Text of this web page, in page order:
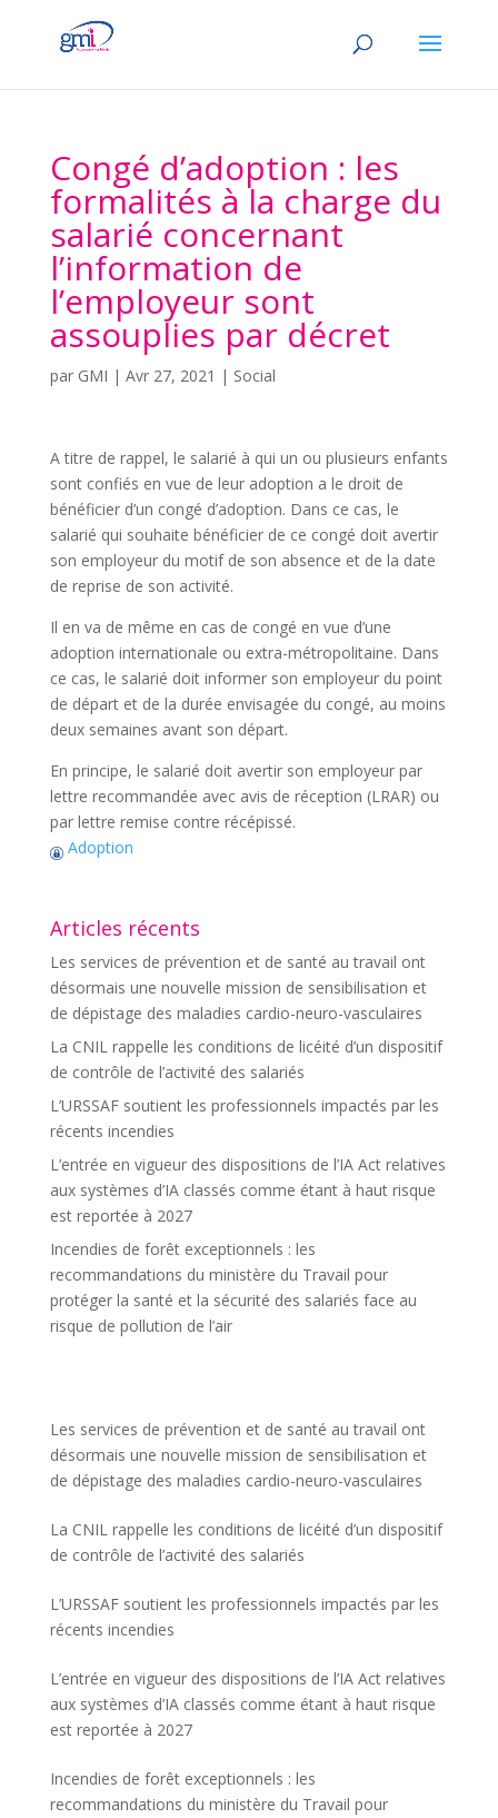
Congé d’adoption : les
formalités à la charge du
salarié concernant
l’information de
l’employeur sont
assouplies par décret
par GMI | Avr 27, 2021 | Social
A titre de rappel, le salarié à qui un ou plusieurs enfants
sont confiés en vue de leur adoption a le droit de
bénéficier d’un congé d’adoption. Dans ce cas, le
salarié qui souhaite bénéficier de ce congé doit avertir
son employeur du motif de son absence et de la date
de reprise de son activité.
Il en va de même en cas de congé en vue d’une
adoption internationale ou extra-métropolitaine. Dans
ce cas, le salarié doit informer son employeur du point
de départ et de la durée envisagée du congé, au moins
deux semaines avant son départ.
En principe, le salarié doit avertir son employeur par
lettre recommandée avec avis de réception (LRAR) ou
par lettre remise contre récépissé.
Adoption
Articles récents
Les services de prévention et de santé au travail ont
désormais une nouvelle mission de sensibilisation et
de dépistage des maladies cardio-neuro-vasculaires
La CNIL rappelle les conditions de licéité d’un dispositif
de contrôle de l’activité des salariés
L’URSSAF soutient les professionnels impactés par les
récents incendies
L’entrée en vigueur des dispositions de l’IA Act relatives
aux systèmes d’IA classés comme étant à haut risque
est reportée à 2027
Incendies de forêt exceptionnels : les
recommandations du ministère du Travail pour
protéger la santé et la sécurité des salariés face au
risque de pollution de l’air
Les services de prévention et de santé au travail ont
désormais une nouvelle mission de sensibilisation et
de dépistage des maladies cardio-neuro-vasculaires
La CNIL rappelle les conditions de licéité d’un dispositif
de contrôle de l’activité des salariés
L’URSSAF soutient les professionnels impactés par les
récents incendies
L’entrée en vigueur des dispositions de l’IA Act relatives
aux systèmes d’IA classés comme étant à haut risque
est reportée à 2027
Incendies de forêt exceptionnels : les
recommandations du ministère du Travail pour